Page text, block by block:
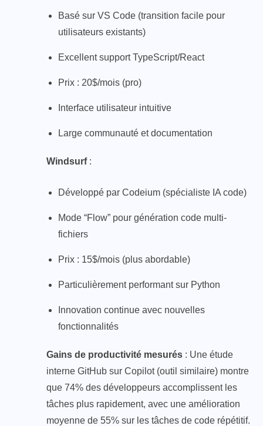
Basé sur VS Code (transition facile pour
utilisateurs existants)
Excellent support TypeScript/React
Prix : 20$/mois (pro)
Interface utilisateur intuitive
Large communauté et documentation
Windsurf:
Développé par Codeium (spécialiste IA code)
Mode “Flow” pour génération code multi-
fichiers
Prix : 15$/mois (plus abordable)
Particulièrement performant sur Python
Innovation continue avec nouvelles
fonctionnalités
Gains de productivité mesurés : Une étude
interne GitHub sur Copilot (outil similaire) montre
que 74% des développeurs accomplissent les
tâches plus rapidement, avec une amélioration
moyenne de 55% sur les tâches de code répétitif.